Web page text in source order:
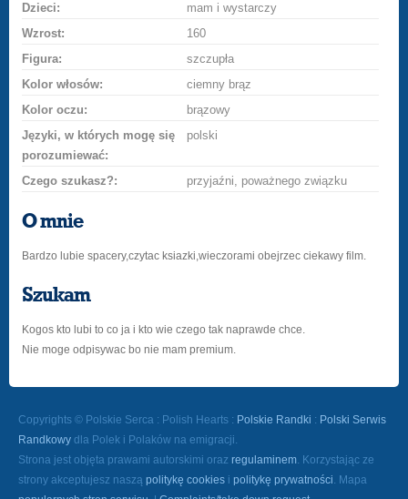
Dzieci:
mam i wystarczy
Wzrost:
160
Figura:
szczupła
Kolor włosów:
ciemny brąz
Kolor oczu:
brązowy
Języki, w których mogę się
porozumiewać:
polski
Czego szukasz?: przyjaźni, poważnego związku
O mnie
Bardzo lubie spacery,czytac ksiazki,wieczorami obejrzec ciekawy film.
Szukam
Kogos kto lubi to co ja i kto wie czego tak naprawde chce.
Nie moge odpisywac bo nie mam premium.
Copyrights © Polskie Serca : Polish Hearts : Polskie Randki : Polski Serwis
Randkowy dla Polek i Polaków na emigracji.
Strona jest objęta prawami autorskimi oraz regulaminem. Korzystając ze
strony akceptujesz naszą politykę cookies i politykę prywatności. Mapa